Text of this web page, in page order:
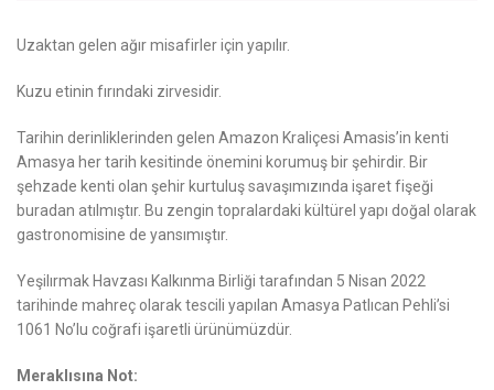
Uzaktan gelen ağır misafirler için yapılır.
Kuzu etinin fırındaki zirvesidir.
Tarihin derinliklerinden gelen Amazon Kraliçesi Amasis’in kenti
Amasya her tarih kesitinde önemini korumuş bir şehirdir. Bir
şehzade kenti olan şehir kurtuluş savaşımızında işaret fişeği
buradan atılmıştır. Bu zengin topralardaki kültürel yapı doğal olarak
gastronomisine de yansımıştır.
Yeşilırmak Havzası Kalkınma Birliği tarafından 5 Nisan 2022
tarihinde mahreç olarak tescili yapılan Amasya Patlıcan Pehli’si
1061 No’lu coğrafi işaretli ürünümüzdür.
Meraklısına Not: